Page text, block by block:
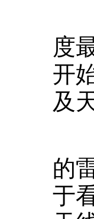
度
开
及
的
于